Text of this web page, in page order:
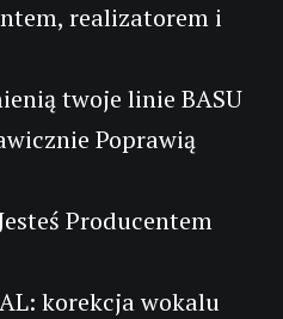
realizatorem i
twoje linie BASU
Poprawią
Producentem
korekcja wokalu